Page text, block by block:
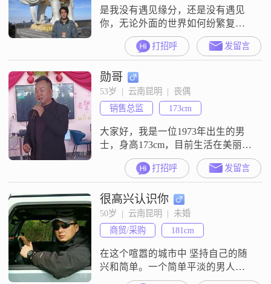
面对，寻找解决
是我没有遇见缘分，还是没有遇见
你，无论外面的世界如何纷繁复
杂，只想和你过一种简单的生活，
相濡以沫，白头到老。本人在蒙自
工作。
打招呼 发留言
勋哥
53岁  |  云南昆明  |  丧偶
销售总监
173cm
大家好，我是一位1973年出生的男
士，身高173cm，目前生活在美丽的
昆明##3002##我的月收入在12001到
20000元之间，拥有大学本科学历
##3002##在生活中，我是一个幽默
风趣的人，喜欢用轻松的态度去面
对生活中的各种挑战##3002##我相
信，乐观积极的心态能够给身边的
人带来情绪上的愉悦和感染##3002
打招呼 发留言
很高兴认识你
50岁  |  云南昆明  |  未婚
商贸/采购
181cm
在这个喧嚣的城市中 坚持自己的随
兴和简单。一个简单平淡的男人，
喜欢有空背上单反出去走走，一杯